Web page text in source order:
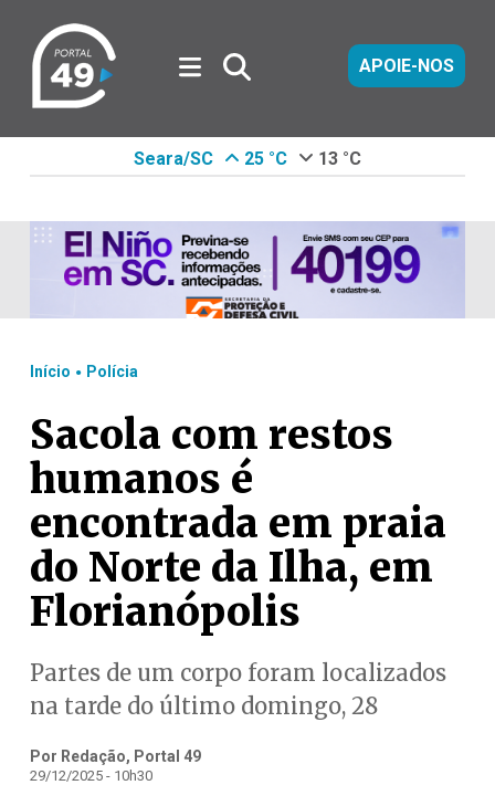
APOIE-NOS
Seara/SC 25 °C 13 °C
Início . Polícia
Sacola com restos
humanos é
encontrada em praia
do Norte da Ilha, em
Florianópolis
Partes de um corpo foram localizados
na tarde do último domingo, 28
Por Redação, Portal 49
29/12/2025 - 10h30